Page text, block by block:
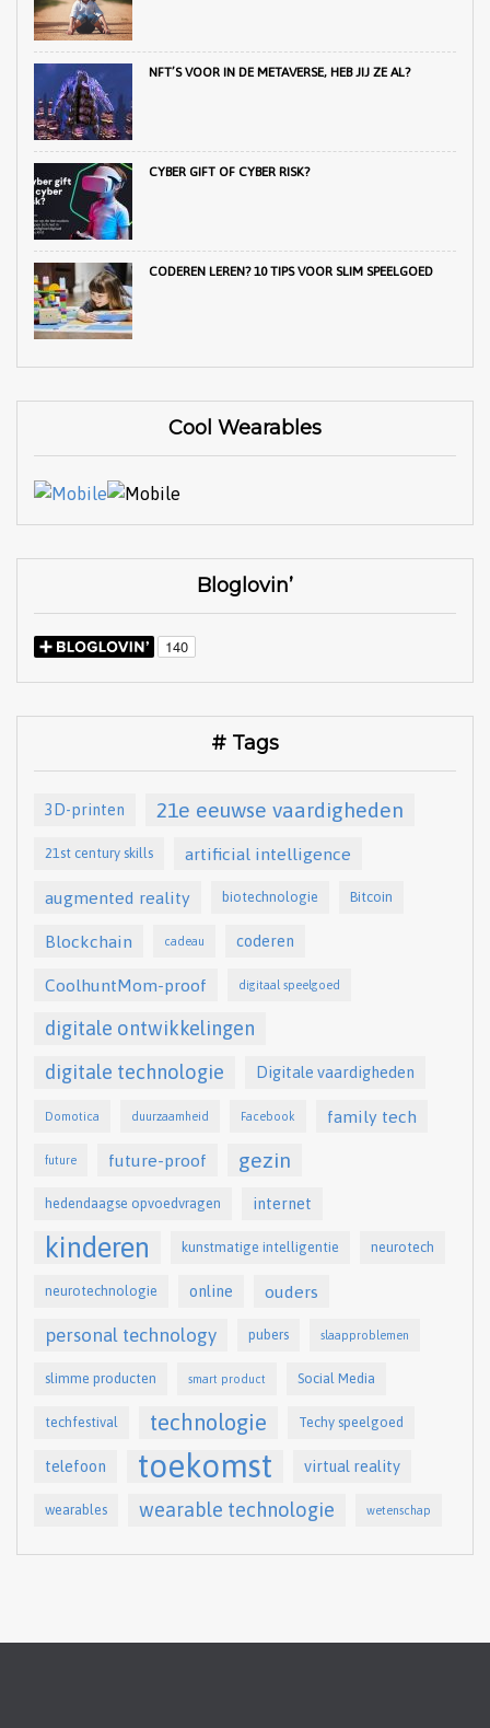
NFT’S VOOR IN DE METAVERSE, HEB JIJ ZE AL?
CYBER GIFT OF CYBER RISK?
CODEREN LEREN? 10 TIPS VOOR SLIM SPEELGOED
Cool Wearables
Bloglovin’
# Tags
3D-printen 21e eeuwse vaardigheden
21st century skills artificial intelligence
augmented reality biotechnologie Bitcoin
Blockchain cadeau coderen
CoolhuntMom-proof digitaal speelgoed
digitale ontwikkelingen
digitale technologie
Digitale vaardigheden
Domotica duurzaamheid Facebook family tech
future future-proof gezin
hedendaagse opvoedvragen internet
kinderen kunstmatige intelligentie neurotech
neurotechnologie online ouders
personal technology pubers slaapproblemen
slimme producten smart product Social Media
techfestival technologie Techy speelgoed
telefoon toekomst virtual reality
wearables wearable technologie wetenschap